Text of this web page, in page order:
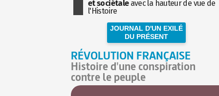
et sociétaleavec la hauteur de vue de
l'Histoire
JOURNAL D'UN EXILÉ
DU PRÉSENT
RÉVOLUTION FRANÇAISE
Histoire d'une conspiration
contre le peuple